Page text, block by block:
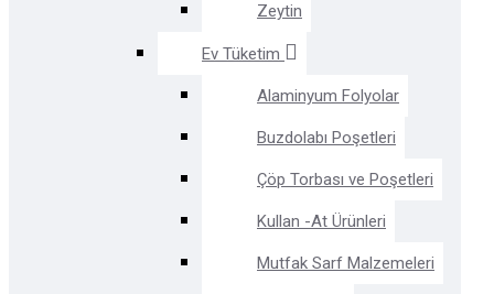
Zeytin
Ev Tüketim
Alaminyum Folyolar
Buzdolabı Poşetleri
Çöp Torbası ve Poşetleri
Kullan -At Ürünleri
Mutfak Sarf Malzemeleri